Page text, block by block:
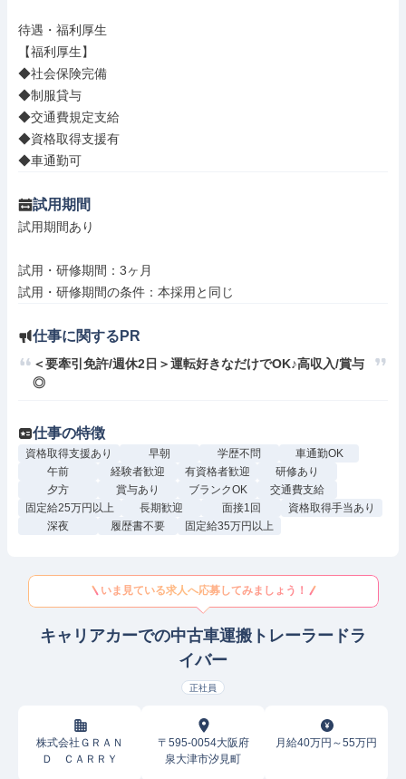
待遇・福利厚生
【福利厚生】
◆社会保険完備
◆制服貸与
◆交通費規定支給
◆資格取得支援有
◆車通勤可
試用期間
試用期間あり
試用・研修期間：3ヶ月
仕事に関するPR
＜要牽引免許/週休2日＞運転好きなだけでOK♪高収入/賞与
◎
仕事の特徴
資格取得支援あり 早朝 学歴不問
車通勤OK
午前
経験者歓迎 有資格者歓迎
研修あり
夕方
賞与あり ブランクOK
交通費支給
固定給25万円以上
長期歓迎 面接1回
資格取得手当あり
深夜
履歴書不要 固定給35万円以上
いま見ている求人へ応募してみましょう！
キャリアカーでの中古車運搬トレーラードラ
イバー
正社員
株式会社ＧＲＡＮ
Ｄ ＣＡＲＲＹ
〒595-0054大阪府
泉大津市汐見町
月給40万円～55万円